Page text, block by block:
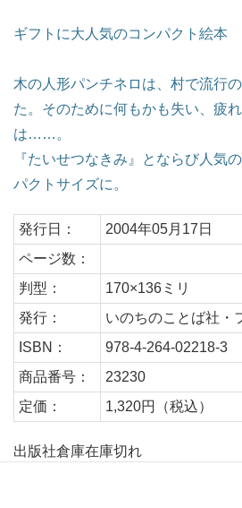
ギフトに大人気のコンパクト絵本
木の人形パンチネロは、村で流行
た。そのために何もかも失い、疲
は……。
『たいせつなきみ』とならび人気
パクトサイズに。
発行日：
2004年05月17日
ページ数：
判型：
170×136ミリ
発行：
いのちのことば社・
ISBN：
978-4-264-02218-3
商品番号：
23230
定価：
1,320円（税込）
出版社倉庫在庫切れ